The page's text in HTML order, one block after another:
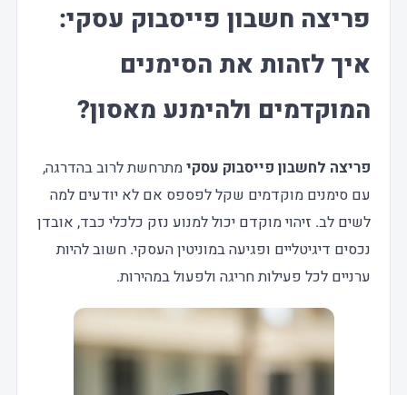
פריצה חשבון פייסבוק עסקי:
איך לזהות את הסימנים
המוקדמים ולהימנע מאסון?
פריצה לחשבון פייסבוק עסקימתרחשת לרוב בהדרגה,
עם סימנים מוקדמים שקל לפספס אם לא יודעים למה
לשים לב. זיהוי מוקדם יכול למנוע נזק כלכלי כבד, אובדן
נכסים דיגיטליים ופגיעה במוניטין העסקי. חשוב להיות
ערניים לכל פעילות חריגה ולפעול במהירות.